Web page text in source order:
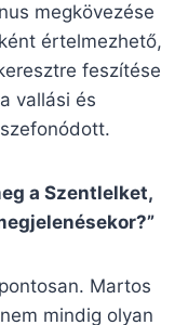
megkövezése
értelmezhető,
feszítése
vallási és
a Szentlelket,
Martos
mindig olyan